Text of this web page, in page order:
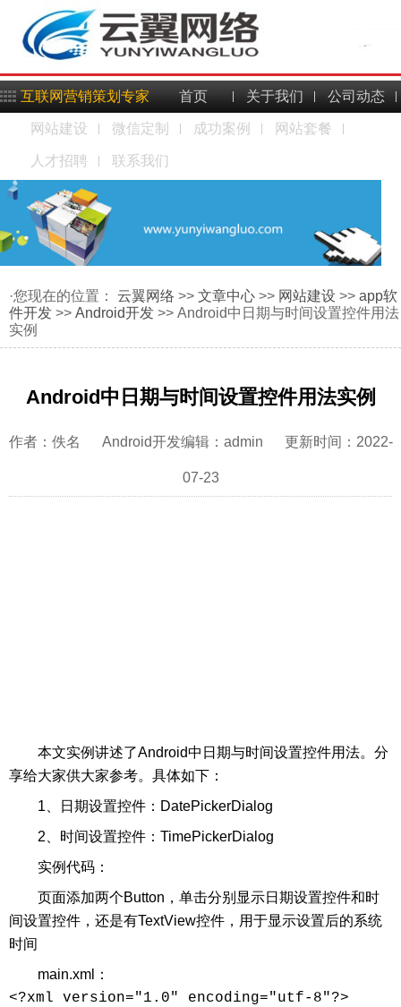
互联网营销策划专家 首页 关于我们 公司动态
网站建设 微信定制 成功案例 网站套餐
人才招聘 联系我们
·您现在的位置： 云翼网络 >> 文章中心 >> 网站建设 >> app软
件开发 >> Android开发 >> Android中日期与时间设置控件用法
实例
Android中日期与时间设置控件用法实例
作者：佚名 Android开发编辑：admin 更新时间：2022-
07-23
本文实例讲述了Android中日期与时间设置控件用法。分
享给大家供大家参考。具体如下：
1、日期设置控件：DatePickerDialog
2、时间设置控件：TimePickerDialog
实例代码：
页面添加两个Button，单击分别显示日期设置控件和时
间设置控件，还是有TextView控件，用于显示设置后的系统
时间
main.xml：
<?xml version="1.0" encoding="utf-8"?>